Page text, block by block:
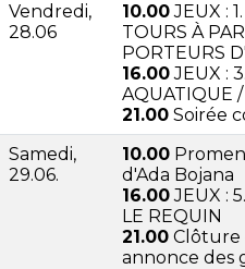
Vendredi,
28.06
10.00JEUX :
TOURS À
PORTEURS
16.00JEUX :
AQUATIQUE
21.00 Soirée
Samedi,
29.06.
10.00
d'Ada Bojana
16.00JEUX :
LE REQUIN
21.00 Clôture
annonce des